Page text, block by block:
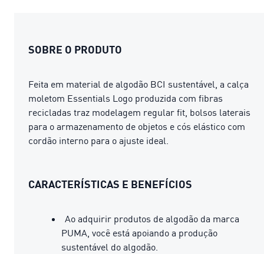
SOBRE O PRODUTO
Feita em material de algodão BCI sustentável, a calça
moletom Essentials Logo produzida com fibras
recicladas traz modelagem regular fit, bolsos laterais
para o armazenamento de objetos e cós elástico com
cordão interno para o ajuste ideal.
CARACTERÍSTICAS E BENEFÍCIOS
Ao adquirir produtos de algodão da marca
PUMA, você está apoiando a produção
sustentável do algodão.